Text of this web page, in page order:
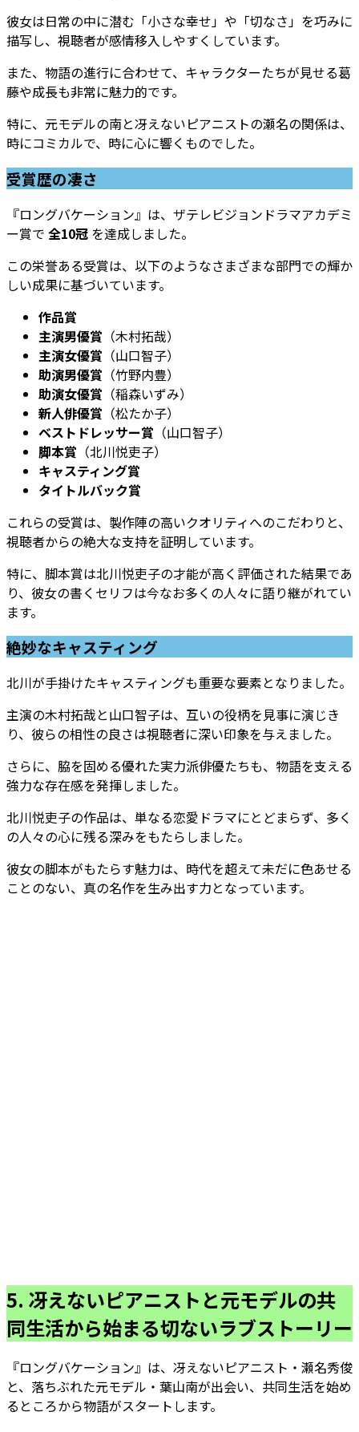
彼女は日常の中に潜む「小さな幸せ」や「切なさ」を巧みに
描写し、視聴者が感情移入しやすくしています。
また、物語の進行に合わせて、キャラクターたちが見せる葛
藤や成長も非常に魅力的です。
特に、元モデルの南と冴えないピアニストの瀬名の関係は、
時にコミカルで、時に心に響くものでした。
受賞歴の凄さ
『ロングバケーション』は、ザテレビジョンドラマアカデミ
ー賞で 全10冠 を達成しました。
この栄誉ある受賞は、以下のようなさまざまな部門での輝か
しい成果に基づいています。
作品賞
主演男優賞 （木村拓哉）
主演女優賞 （山口智子）
助演男優賞 （竹野内豊）
助演女優賞 （稲森いずみ）
新人俳優賞 （松たか子）
ベストドレッサー賞 （山口智子）
脚本賞 （北川悦吏子）
キャスティング賞
タイトルバック賞
これらの受賞は、製作陣の高いクオリティへのこだわりと、
視聴者からの絶大な支持を証明しています。
特に、脚本賞は北川悦吏子の才能が高く評価された結果であ
り、彼女の書くセリフは今なお多くの人々に語り継がれてい
ます。
絶妙なキャスティング
北川が手掛けたキャスティングも重要な要素となりました。
主演の木村拓哉と山口智子は、互いの役柄を見事に演じき
り、彼らの相性の良さは視聴者に深い印象を与えました。
さらに、脇を固める優れた実力派俳優たちも、物語を支える
強力な存在感を発揮しました。
北川悦吏子の作品は、単なる恋愛ドラマにとどまらず、多く
の人々の心に残る深みをもたらしました。
彼女の脚本がもたらす魅力は、時代を超えて未だに色あせる
ことのない、真の名作を生み出す力となっています。
5. 冴えないピアニストと元モデルの共
同生活から始まる切ないラブストーリー
『ロングバケーション』は、冴えないピアニスト・瀬名秀俊
と、落ちぶれた元モデル・葉山南が出会い、共同生活を始め
るところから物語がスタートします。